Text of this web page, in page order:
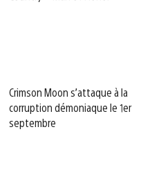
Crimson Moon s’attaque à la
corruption démoniaque le 1er
septembre